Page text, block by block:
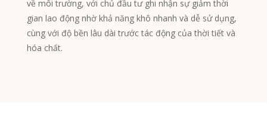
về môi trường, với chủ đầu tư ghi nhận sự giảm thời
gian lao động nhờ khả năng khô nhanh và dễ sử dụng,
cùng với độ bền lâu dài trước tác động của thời tiết và
hóa chất.
Malayalam
Hungarian